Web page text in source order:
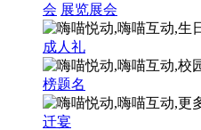
会 展览展会
成人礼
榜题名
迁宴